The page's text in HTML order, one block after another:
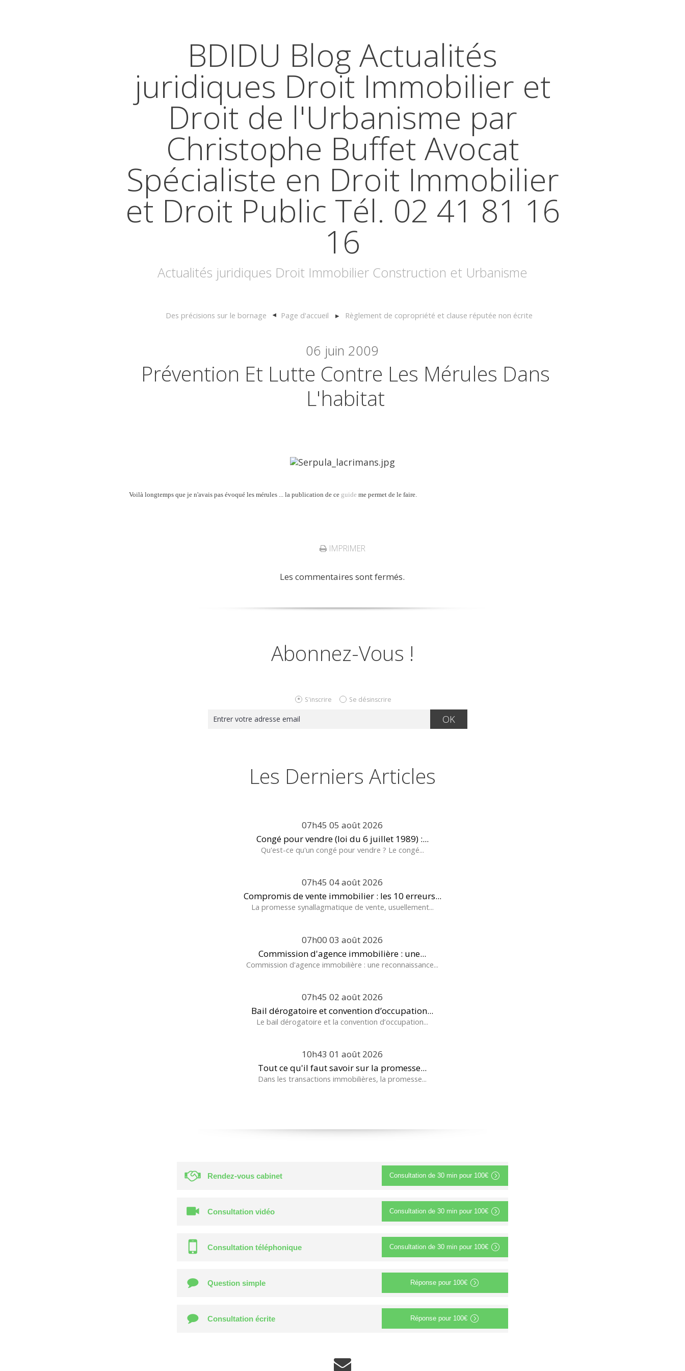
BDIDU Blog Actualités
juridiques Droit Immobilier et
Droit de l'Urbanisme par
Christophe Buffet Avocat
Spécialiste en Droit Immobilier
et Droit Public Tél. 02 41 81 16
16
Actualités juridiques Droit Immobilier Construction et Urbanisme
Des précisions sur le bornage Page d'accueil Règlement de copropriété et clause réputée non écrite
06 juin 2009
Prévention Et Lutte Contre Les Mérules Dans
L'habitat
Voilà longtemps que je n'avais pas évoqué les mérules ... la publication de ce guide me permet de le faire.
IMPRIMER
Les commentaires sont fermés.
Abonnez-Vous !
S'inscrire Se désinscrire
Les Derniers Articles
07h45 05 août 2026
Congé pour vendre (loi du 6 juillet 1989) :...
Qu'est-ce qu'un congé pour vendre ? Le congé...
07h45 04août 2026
Compromis de vente immobilier : les 10 erreurs...
La promesse synallagmatique de vente, usuellement...
07h00 03 août 2026
Commission d'agence immobilière : une...
Commission d'agence immobilière : une reconnaissance...
07h45 02 août 2026
Bail dérogatoire et convention d’occupation...
Le bail dérogatoire et la convention d’occupation...
10h43 01 août 2026
Tout ce qu'il faut savoir sur la promesse...
Dans les transactions immobilières, la promesse...
Rendez-vous cabinet Consultation de 30 min pour 100€
Consultation vidéo Consultation de 30 min pour 100€
Consultation téléphonique Consultation de 30 min pour 100€
Question simple Réponse pour 100€
Consultation écrite Réponse pour 100€